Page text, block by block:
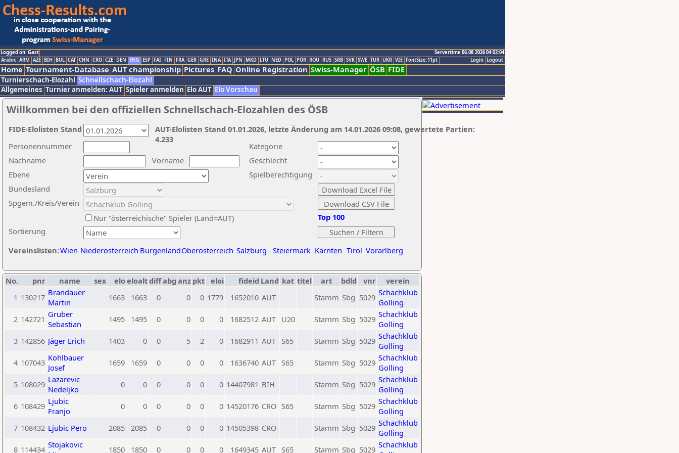
Logged on: Gast
Servertime 06.08.2026 04:02:04
Logout
Login
Arabic ARM AZE BIH BUL CAT CHN CRO CZE DEN ENG ESP FAI FIN FRA GER GRE INA ITA JPN MKD LTU NED POL POR ROU RUS SRB SVK SWE TUR UKR VIE FontSize:11pt
Home Tournament-Database AUT championship Pictures FAQ Online Registration Swiss-Manager ÖSB FIDE
Turnierschach-Elozahl Schnellschach-Elozahl
Allgemeines Turnier anmelden: AUT Spieler anmelden Elo AUT Elo Vorschau
Willkommen bei den offiziellen Schnellschach-Elozahlen des ÖSB
Nachname
Vorname
Ebene
Kategorie
Sortierung
Personennummer
Bundesland
Spgem./Kreis/Verein
Geschlecht
Nur "österreichische" Spieler (Land=AUT)
Spielberechtigung
Vereinslisten:Wien Niederösterreich BurgenlandOberösterreich Salzburg Steiermark Kärnten Tirol Vorarlberg
Top 100
AUT-Elolisten Stand 01.01.2026, letzte Änderung am 14.01.2026 09:08, gewertete Partien:
4.233
FIDE-Elolisten Stand
No. pnr name sex eloeloaltdiffabg anz pkt eloi fideid Land kat titel art bdld vnr
verein
1 130217 Brandauer
Martin
1663 1663 0 0 0 1779 1652010 AUT Stamm Sbg 5029 Schachklub
Golling
2 142721 Gruber
Sebastian
1495 1495 0 0 0 0 1682512 AUT U20 Stamm Sbg 5029 Schachklub
Golling
3 142856 Jäger Erich 1403 0 0 5 2 0 1682911 AUT S65 Stamm Sbg 5029 Schachklub
Golling
4 107043 Kohlbauer
Josef
1659 1659 0 0 0 0 1636740 AUT S65 Stamm Sbg 5029 Schachklub
Golling
5 108029 Lazarevic
Nedeljko
0 0 0 0 0 0 14407981 BIH Stamm Sbg 5029 Schachklub
Golling
6 108429 Ljubic
Franjo
0 0 0 0 0 0 14520176 CRO S65 Stamm Sbg 5029 Schachklub
Golling
7 108432 Ljubic Pero 2085 2085 0 0 0 0 14505398 CRO Stamm Sbg 5029 Schachklub
Golling
8 114434 Stojakovic
1850 1850 0 0 0 0 1649345 AUT S65 Stamm Sbg 5029 Schachklub